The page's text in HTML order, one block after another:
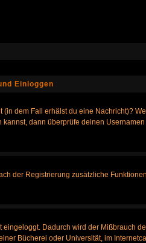
Einloggen
dem Fall erhälst du eine Nachricht)?
dann überprüfe deinen
der Registrierung zusätzliche
Dadurch wird der Mißbrauch
Bücherei oder Universität, im